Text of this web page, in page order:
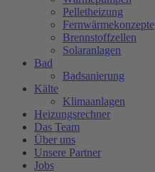
Pelletheizung
Fernwärmekonzepte
Brennstoffzellen
Solaranlagen
Bad
Badsanierung
Kälte
Klimaanlagen
Heizungsrechner
Das Team
Über uns
Unsere Partner
Jobs